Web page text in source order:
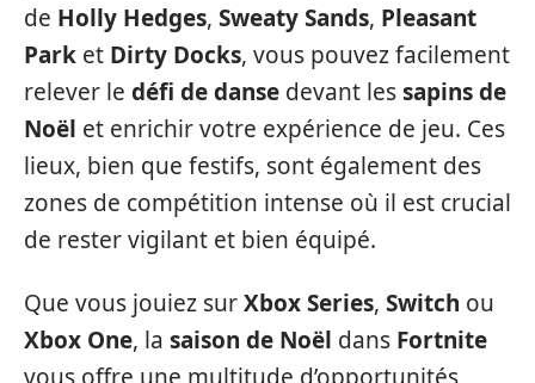
de Holly Hedges, Sweaty Sands, Pleasant
Park et Dirty Docks, vous pouvez facilement
relever le défi de danse devant lessapins de
Noël et enrichir votre expérience de jeu. Ces
lieux, bien que festifs, sont également des
zones de compétition intense où il est crucial
de rester vigilant et bien équipé.
Que vous jouiez surXbox Series, Switch ou
Xbox One, la saison de Noël dans Fortnite